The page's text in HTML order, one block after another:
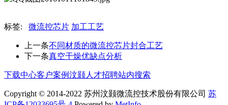
标签: 微流控芯片 加工工艺
上一条不同材质的微流控芯片封合工艺
下一条真空干燥优缺点分析
下载中心客户案例汶颢人才招聘站内搜索
Copyright © 2014-2022 苏州汶颢微流控技术股份有限公司 苏